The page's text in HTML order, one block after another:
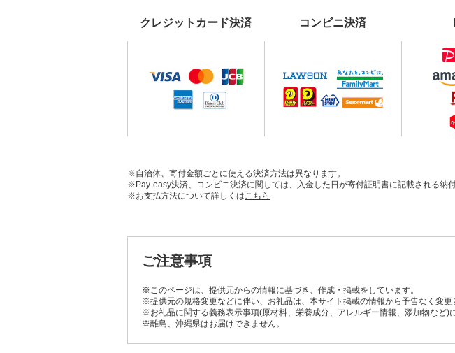
クレジットカード決済 コンビニ決済
※自治体、寄付金額ごとに使える決済方法は異なります。
※Pay-easy決済、コンビニ決済に関しては、入金した日が寄付証明書に記載される納付
※お支払方法について詳しくはこちら
ご注意事項
※このページは、提供元からの情報に基づき、作成・掲載をしています。
※提供元の規格変更などに伴い、お礼品は、本サイト掲載の情報から予告なく変更
※お礼品に関する義務表示事項(原材料、栄養成分、アレルギー情報、添加物など)
※離島、沖縄県はお届けできません。